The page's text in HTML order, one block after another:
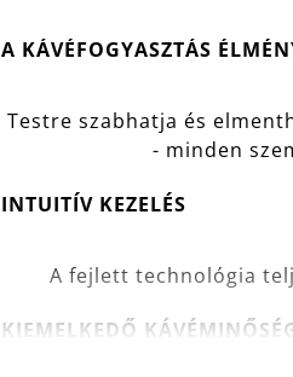
A KÁVÉFOGYASZTÁS
Testre szabhatja és
- minden
INTUITÍV KEZELÉS
A fejlett technológia
KIEMELKEDŐ